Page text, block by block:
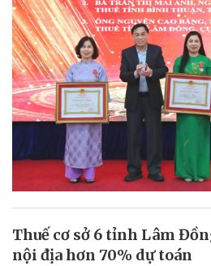
Thuế cơ sở 6 tỉnh Lâm
nội địa hơn 70% dự toán